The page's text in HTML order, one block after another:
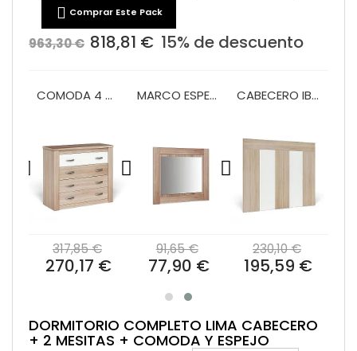
 Comprar Este Pack
963,30 € 818,81 € 15% de descuento
COMODA 4 CAJONES MONACO
317,85 €
270,17 €
MARCO ESPEJO COMODA MONACO
91,65 €
77,90 €
CABECERO IBIZA 135/150
230,10 €
195,59 €
DORMITORIO COMPLETO LIMA CABECERO
+ 2 MESITAS + COMODA Y ESPEJO